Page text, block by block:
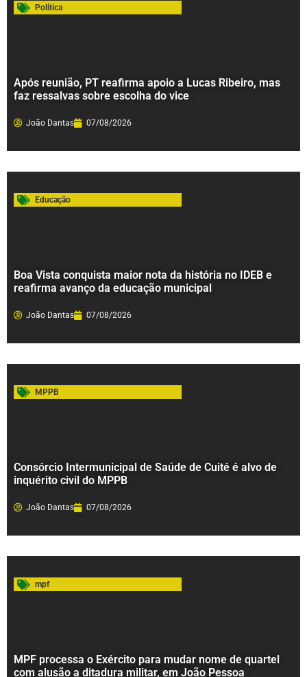
Política
Após reunião, PT reafirma apoio a Lucas Ribeiro, mas
faz ressalvas sobre escolha do vice
João Dantas 07/08/2026
Educação
Boa Vista conquista maior nota da história no IDEB e
reafirma avanço da educação municipal
João Dantas 07/08/2026
MPPB
Consórcio Intermunicipal de Saúde de Cuité é alvo de
inquérito civil do MPPB
João Dantas 07/08/2026
mpf
MPF processa o Exército para mudar nome de quartel
com alusão a ditadura militar, em João Pessoa